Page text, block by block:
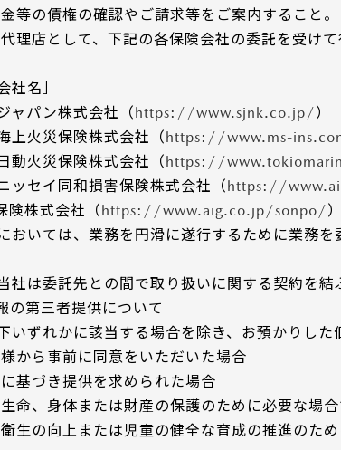
金等の債権の確認やご請求等をご案内すること。
代理店として、下記の各保険会社の委託を受け
社名］
ャパン株式会社（https://www.sjnk.co.jp/）
上火災保険株式会社（https://www.ms-
動火災保険株式会社（https://
ッセイ同和損害保険株式会社（https://
険株式会社（https://www.aig.co.jp/sonpo/）
おいては、業務を円滑に遂行するために業務
社は委託先との間で取り扱いに関する契約を
の第三者提供について
いずれかに該当する場合を除き、お預かりし
様から事前に同意をいただいた場合
に基づき提供を求められた場合
生命、身体または財産の保護のために必要な場
衛生の向上または児童の健全な育成の推進のた